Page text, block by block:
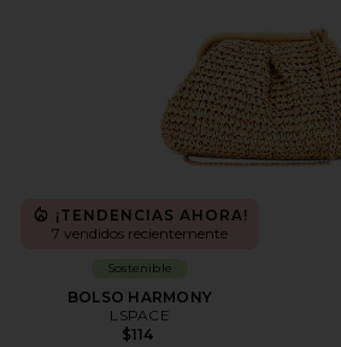
¡TENDENCIAS AHORA!
7 vendidos recientemente
Sostenible
BOLSO HARMONY
LSPACE
$114